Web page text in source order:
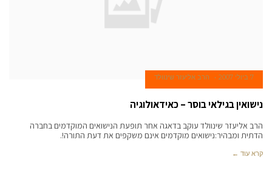
7 ביולי 2007 הרב אליעזר שינוולד
נישואין בגילאי בוסר – כאידאולוגיה
הרב אליעזר שינוולד עוקב בדאגה אחר תופעת הנישואים המוקדמים בחברה
הדתית ומבהיר:נישואים מוקדמים אינם משקפים את דעת התורה!.
קרא עוד ←